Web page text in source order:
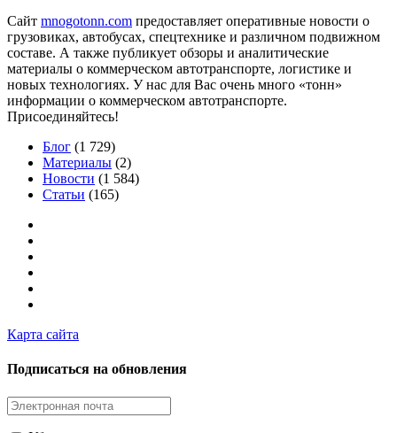
Сайт mnogotonn.com предоставляет оперативные новости о
грузовиках, автобусах, спецтехнике и различном подвижном
составе. А также публикует обзоры и аналитические
материалы о коммерческом автотранспорте, логистике и
новых технологиях. У нас для Вас очень много «тонн»
информации о коммерческом автотранспорте.
Присоединяйтесь!
Блог (1 729)
Материалы (2)
Новости (1 584)
Статьи (165)
Карта сайта
Подписаться на обновления